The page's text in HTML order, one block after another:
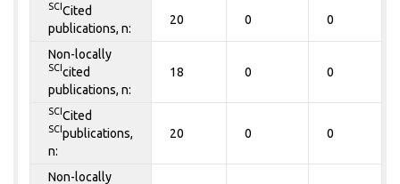
SCI Cited
publications, n:
20 0 0
Non-locally
SCI cited
publications, n:
18 0 0
SCI Cited
SCI publications,
n:
20 0 0
Non-locally